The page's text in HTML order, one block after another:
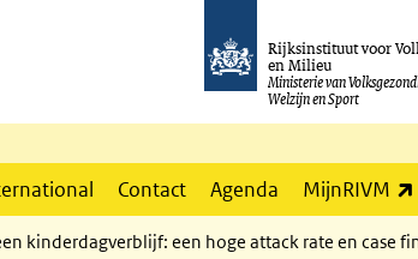
Rijksinstituut voor
en Milieu
Ministerie van
Welzijn en Sport
Contact Agenda MijnRIVM
kinderdagverblijf: een hoge attack rate en case